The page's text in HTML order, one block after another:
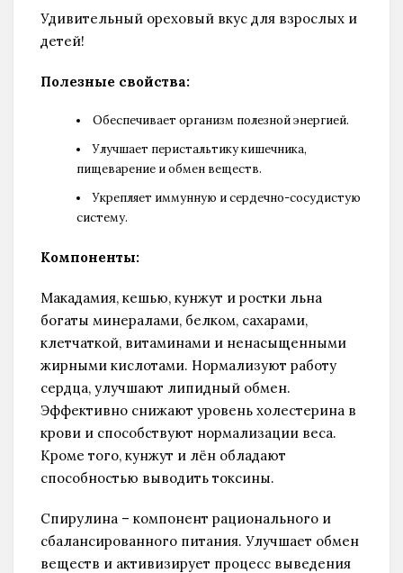
Удивительный ореховый вкус для взрослых и
детей!
Полезные свойства:
Обеспечивает организм полезной энергией.
Улучшает перистальтику кишечника,
пищеварение и обмен веществ.
Укрепляет иммунную и сердечно-сосудистую
систему.
Компоненты:
Макадамия, кешью, кунжут и ростки льна
богаты минералами, белком, сахарами,
клетчаткой, витаминами и ненасыщенными
жирными кислотами. Нормализуют работу
сердца, улучшают липидный обмен.
Эффективно снижают уровень холестерина в
крови и способствуют нормализации веса.
Кроме того, кунжут и лён обладают
способностью выводить токсины.
Спирулина – компонент рационального и
сбалансированного питания. Улучшает обмен
веществ и активизирует процесс выведения